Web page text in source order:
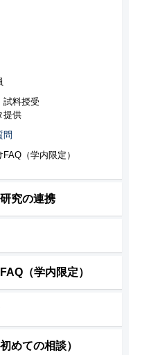
試料授受
提供
問
（学内限定）
究の連携
（学内限定）
めての相談）